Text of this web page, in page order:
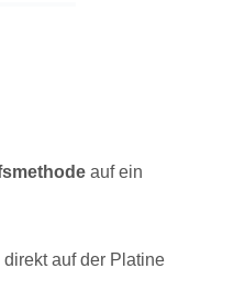
auf ein
auf der Platine